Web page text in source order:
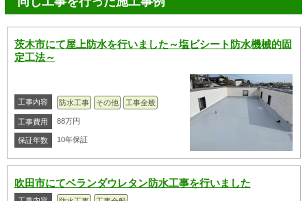
茨木市にて屋上防水を行いました～塩ビシート防水機械的固
定工法～
工事内容 防水工事 その他 工事全般
工事費用 88万円
保証年数 10年保証
吹田市にてベランダウレタン防水工事を行いました